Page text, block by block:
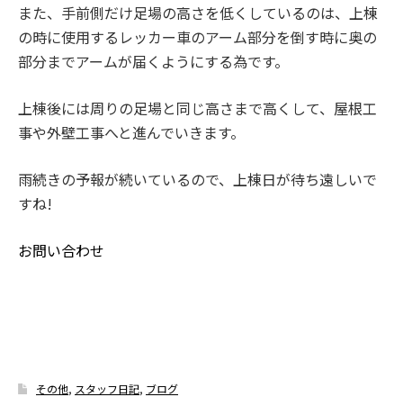
また、手前側だけ足場の高さを低くしているのは、上棟
の時に使用するレッカー車のアーム部分を倒す時に奥の
部分までアームが届くようにする為です。
上棟後には周りの足場と同じ高さまで高くして、屋根工
事や外壁工事へと進んでいきます。
雨続きの予報が続いているので、上棟日が待ち遠しいで
すね!
お問い合わせ
その他, スタッフ日記, ブログ